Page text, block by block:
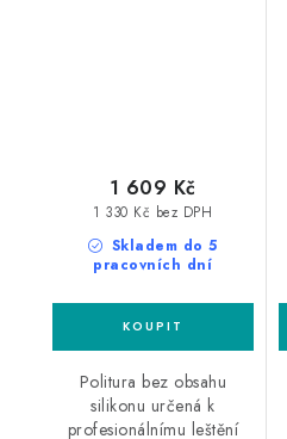
Skladem do 5
pracovních dní
1 330 Kč bez DPH
1 609 Kč
Politura bez obsahu
silikonu určená k
profesionálnímu leštění